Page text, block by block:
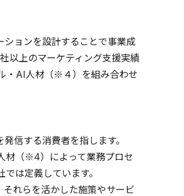
ションを設計することで事業成
以上のマーケティング支援実績
・AI人材（※４）を組み合わせ
信する消費者を指します。
材（※4）によって業務プロセ
は定義しています。
れらを活かした施策やサービ